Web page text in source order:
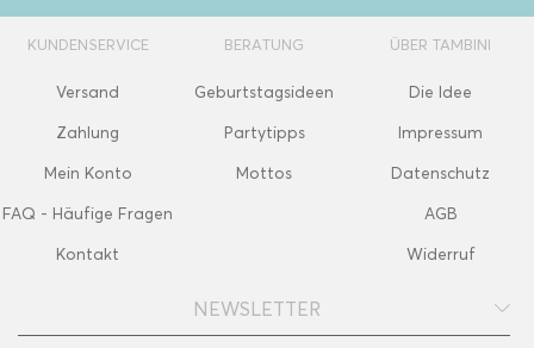
KUNDENSERVICE
Versand
Zahlung
Mein Konto
FAQ - Häufige Fragen
Kontakt
BERATUNG
Geburtstagsideen
Partytipps
Mottos
ÜBER TAMBINI
Die Idee
Impressum
Datenschutz
AGB
Widerruf
NEWSLETTER